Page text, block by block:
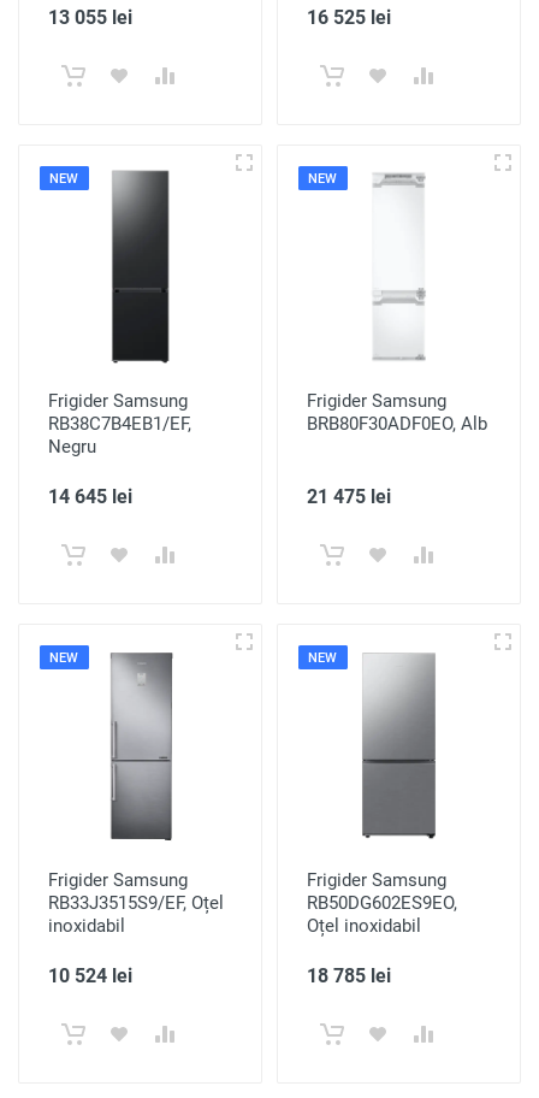
13 055 lei 16 525 lei
NEW
Frigider Samsung
RB38C7B4EB1/EF,
Negru
14 645 lei
NEW
Frigider Samsung
BRB80F30ADF0EO, Alb
21 475 lei
NEW
Frigider Samsung
RB33J3515S9/EF, Oțel
inoxidabil
10 524 lei
NEW
Frigider Samsung
RB50DG602ES9EO,
Oțel inoxidabil
18 785 lei